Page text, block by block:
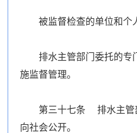
被监督检查的单位和个
排水主管部门委托的专
施监督管理。
第三十七条 排水主管
向社会公开。